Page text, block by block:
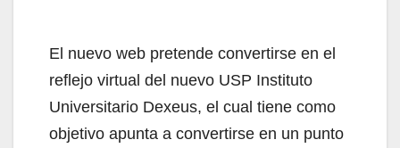
El nuevo web pretende convertirse en el
reflejo virtual del nuevo USP Instituto
Universitario Dexeus, el cual tiene como
objetivo apunta a convertirse en un punto